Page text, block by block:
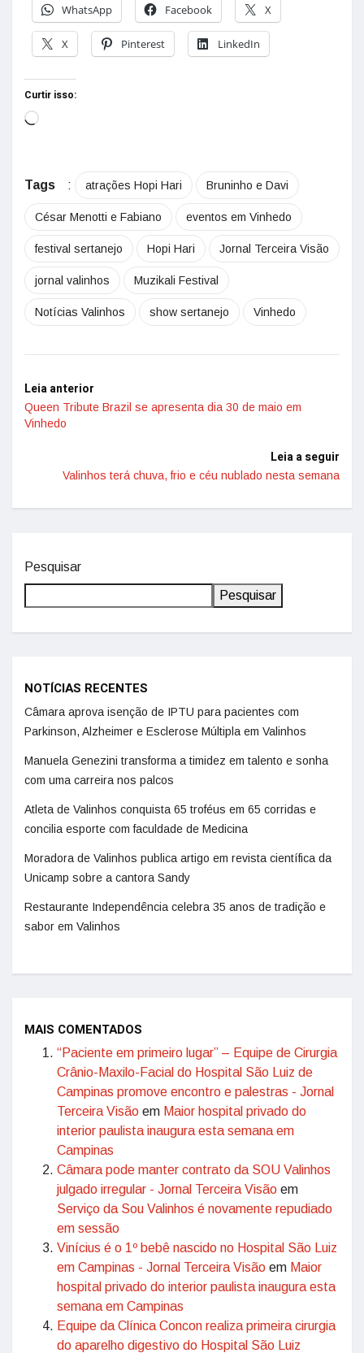
WhatsApp Facebook X
X Pinterest LinkedIn
Curtir isso:
Tags : atrações Hopi Hari Bruninho e Davi
César Menotti e Fabiano eventos em Vinhedo
festival sertanejo Hopi Hari Jornal Terceira Visão
jornal valinhos Muzikali Festival
Notícias Valinhos show sertanejo Vinhedo
Leia anterior
Queen Tribute Brazil se apresenta dia 30 de maio em
Vinhedo
Leia a seguir
Valinhos terá chuva, frio e céu nublado nesta semana
Pesquisar
Pesquisar
NOTÍCIAS RECENTES
Câmara aprova isenção de IPTU para pacientes com
Parkinson, Alzheimer e Esclerose Múltipla em Valinhos
Manuela Genezini transforma a timidez em talento e sonha
com uma carreira nos palcos
Atleta de Valinhos conquista 65 troféus em 65 corridas e
concilia esporte com faculdade de Medicina
Moradora de Valinhos publica artigo em revista científica da
Unicamp sobre a cantora Sandy
Restaurante Independência celebra 35 anos de tradição e
sabor em Valinhos
MAIS COMENTADOS
“Paciente em primeiro lugar” – Equipe de Cirurgia
Crânio-Maxilo-Facial do Hospital São Luiz de
Campinas promove encontro e palestras - Jornal
Terceira Visão em Maior hospital privado do
interior paulista inaugura esta semana em
Campinas
Câmara pode manter contrato da SOU Valinhos
julgado irregular - Jornal Terceira Visão em
Serviço da Sou Valinhos é novamente repudiado
em sessão
Vinícius é o 1º bebê nascido no Hospital São Luiz
em Campinas - Jornal Terceira Visão em Maior
hospital privado do interior paulista inaugura esta
semana em Campinas
Equipe da Clínica Concon realiza primeira cirurgia
do aparelho digestivo do Hospital São Luiz